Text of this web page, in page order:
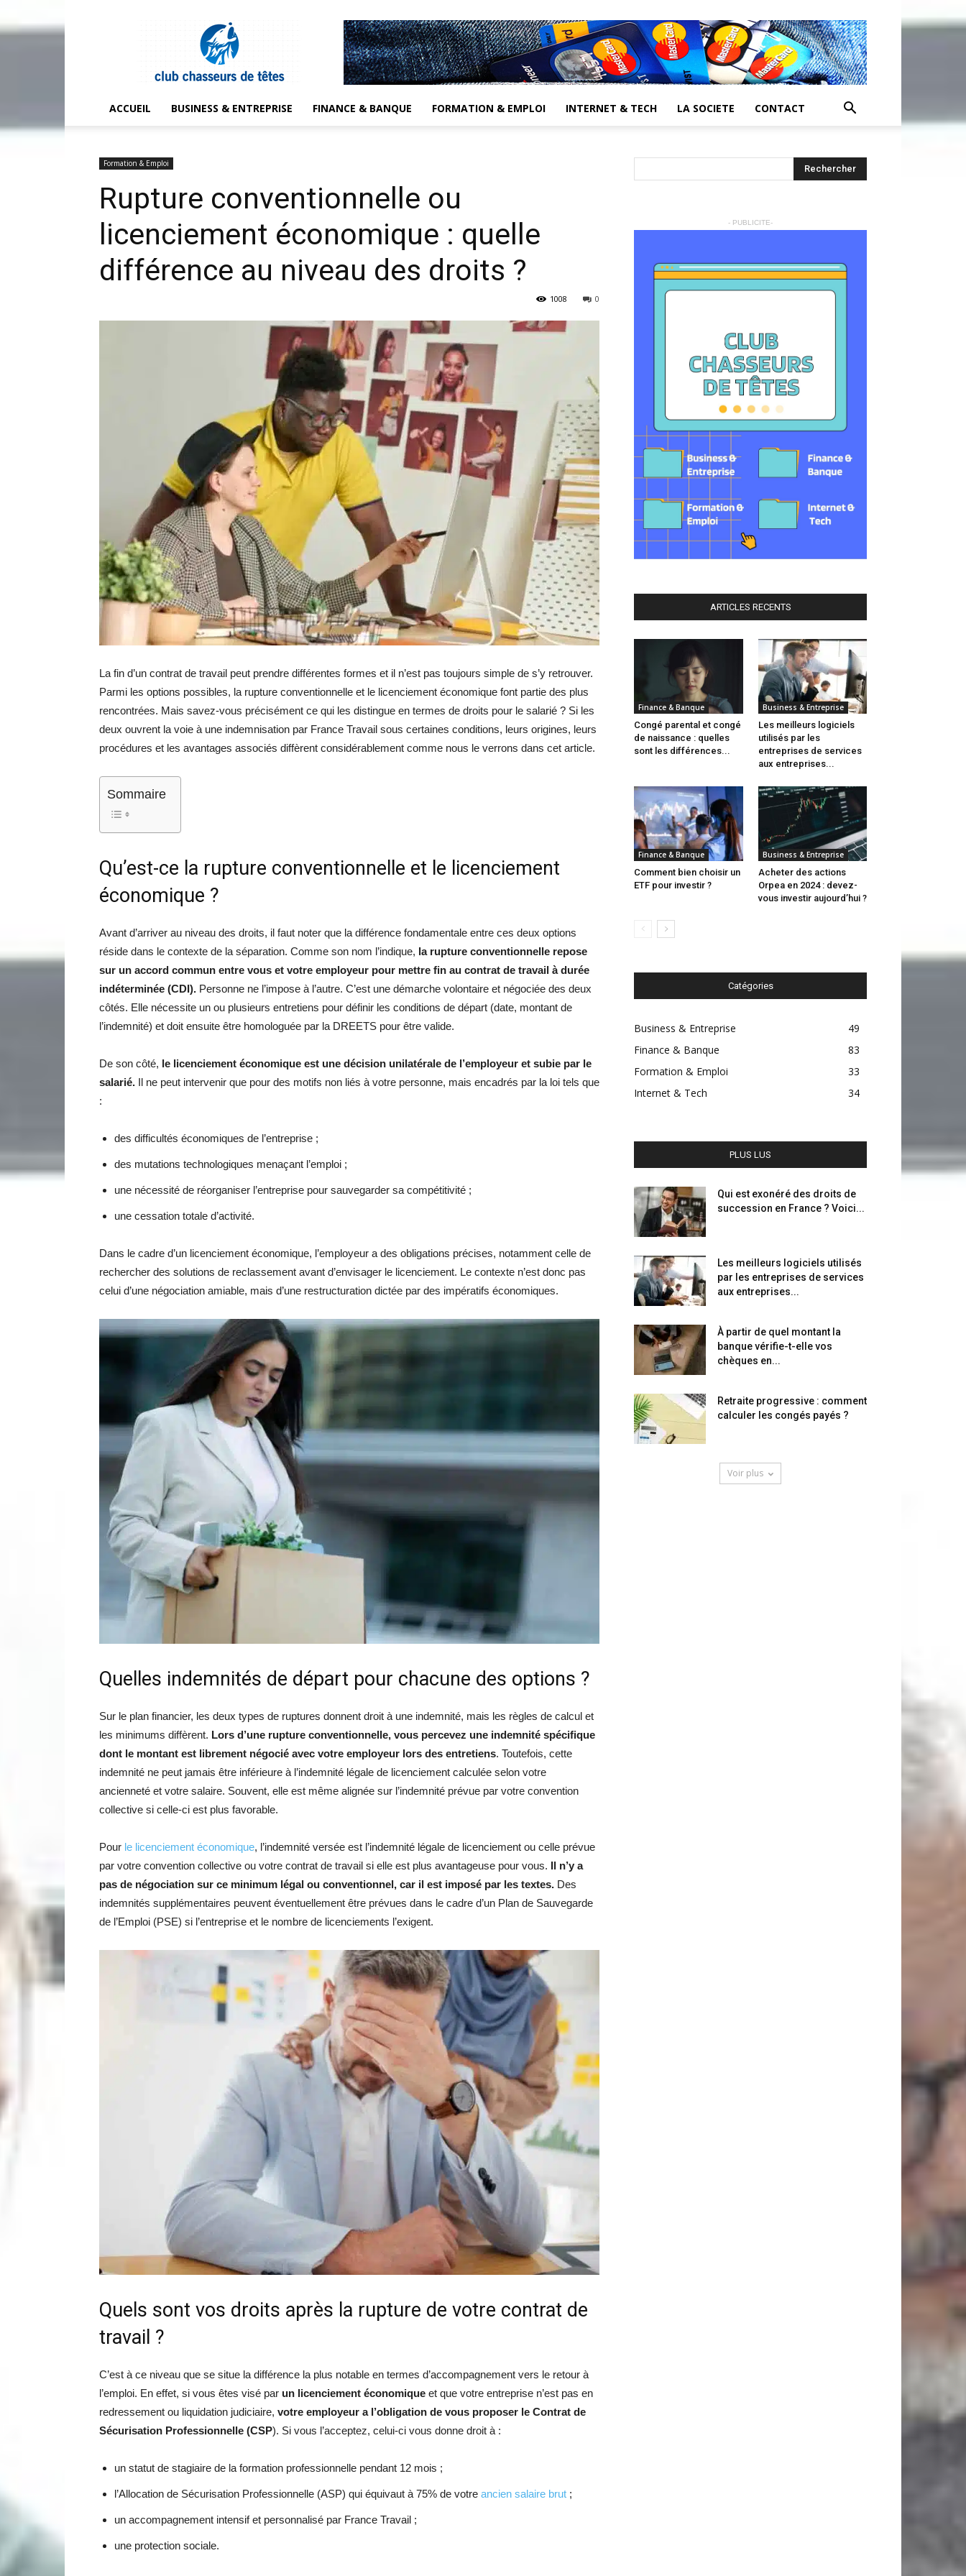
Club
chasseurs
de
têtes
ACCUEIL BUSINESS & ENTREPRISE FINANCE & BANQUE FORMATION & EMPLOI INTERNET & TECH LA SOCIETE CONTACT
Formation & Emploi
Rupture conventionnelle ou
licenciement économique : quelle
différence au niveau des droits ?
0
1008
La fin d’un contrat de travail peut prendre différentes formes et il n’est pas toujours simple de s’y retrouver.
Parmi les options possibles, la rupture conventionnelle et le licenciement économique font partie des plus
rencontrées. Mais savez-vous précisément ce qui les distingue en termes de droits pour le salarié ? Si les
deux ouvrent la voie à une indemnisation par France Travail sous certaines conditions, leurs origines, leurs
procédures et les avantages associés diffèrent considérablement comme nous le verrons dans cet article.
Sommaire
Qu’est-ce la rupture conventionnelle et le licenciement
économique ?
Avant d’arriver au niveau des droits, il faut noter que la différence fondamentale entre ces deux options
réside dans le contexte de la séparation. Comme son nom l’indique, la rupture conventionnelle repose
sur un accord commun entre vous et votre employeur pour mettre fin au contrat de travail à durée
indéterminée (CDI). Personne ne l’impose à l’autre. C’est une démarche volontaire et négociée des deux
côtés. Elle nécessite un ou plusieurs entretiens pour définir les conditions de départ (date, montant de
l’indemnité) et doit ensuite être homologuée par la DREETS pour être valide.
De son côté, le licenciement économique est une décision unilatérale de l’employeur et subie par le
salarié. Il ne peut intervenir que pour des motifs non liés à votre personne, mais encadrés par la loi tels que
:
des difficultés économiques de l’entreprise ;
des mutations technologiques menaçant l’emploi ;
une nécessité de réorganiser l’entreprise pour sauvegarder sa compétitivité ;
une cessation totale d’activité.
Dans le cadre d’un licenciement économique, l’employeur a des obligations précises, notamment celle de
rechercher des solutions de reclassement avant d’envisager le licenciement. Le contexte n’est donc pas
celui d’une négociation amiable, mais d’une restructuration dictée par des impératifs économiques.
Quelles indemnités de départ pour chacune des options ?
Sur le plan financier, les deux types de ruptures donnent droit à une indemnité, mais les règles de calcul et
les minimums diffèrent. Lors d’une rupture conventionnelle, vous percevez une indemnité spécifique
dont le montant est librement négocié avec votre employeur lors des entretiens. Toutefois, cette
indemnité ne peut jamais être inférieure à l’indemnité légale de licenciement calculée selon votre
ancienneté et votre salaire. Souvent, elle est même alignée sur l’indemnité prévue par votre convention
collective si celle-ci est plus favorable.
Pour le licenciement économique, l’indemnité versée est l’indemnité légale de licenciement ou celle prévue
par votre convention collective ou votre contrat de travail si elle est plus avantageuse pour vous. Il n’y a
pas de négociation sur ce minimum légal ou conventionnel, car il est imposé par les textes. Des
indemnités supplémentaires peuvent éventuellement être prévues dans le cadre d’un Plan de Sauvegarde
de l’Emploi (PSE) si l’entreprise et le nombre de licenciements l’exigent.
Quels sont vos droits après la rupture de votre contrat de
travail ?
C’est à ce niveau que se situe la différence la plus notable en termes d’accompagnement vers le retour à
l’emploi. En effet, si vous êtes visé par un licenciement économique et que votre entreprise n’est pas en
redressement ou liquidation judiciaire, votre employeur a l’obligation de vous proposer le Contrat de
Sécurisation Professionnelle (CSP). Si vous l’acceptez, celui-ci vous donne droit à :
un statut de stagiaire de la formation professionnelle pendant 12 mois ;
l’Allocation de Sécurisation Professionnelle (ASP) qui équivaut à 75% de votre ancien salaire brut ;
un accompagnement intensif et personnalisé par France Travail ;
une protection sociale.
- PUBLICITE-
ARTICLES RECENTS
Finance & Banque
Congé parental et congé
de naissance : quelles
sont les différences...
Business & Entreprise
Les meilleurs logiciels
utilisés par les
entreprises de services
aux entreprises...
Finance & Banque
Comment bien choisir un
ETF pour investir ?
Business & Entreprise
Acheter des actions
Orpea en 2024 : devez-
vous investir aujourd’hui ?
Catégories
Business & Entreprise
49
Finance & Banque
83
Formation & Emploi
33
Internet & Tech
34
PLUS LUS
Qui est exonéré des droits de
succession en France ? Voici...
Les meilleurs logiciels utilisés
par les entreprises de services
aux entreprises...
À partir de quel montant la
banque vérifie-t-elle vos
chèques en...
Retraite progressive : comment
calculer les congés payés ?
Voir plus